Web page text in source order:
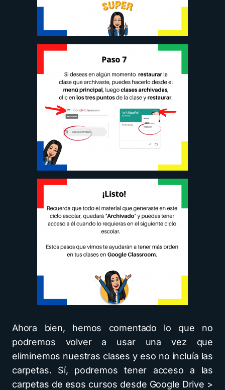
Ahora bien, hemos comentado lo que no
podremos volver a usar una vez que
eliminemos nuestras clases y eso no incluía las
carpetas. Sí, podremos tener acceso a las
carpetas de esos cursos desde Google Drive >